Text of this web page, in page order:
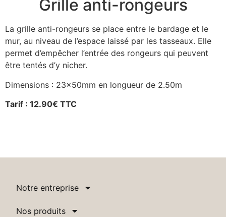
Grille anti-rongeurs
La grille anti-rongeurs se place entre le bardage et le
mur, au niveau de l’espace laissé par les tasseaux. Elle
permet d’empêcher l’entrée des rongeurs qui peuvent
être tentés d’y nicher.
Dimensions : 23x50mm en longueur de 2.50m
Tarif : 12.90€ TTC
Notre entreprise
Nos produits